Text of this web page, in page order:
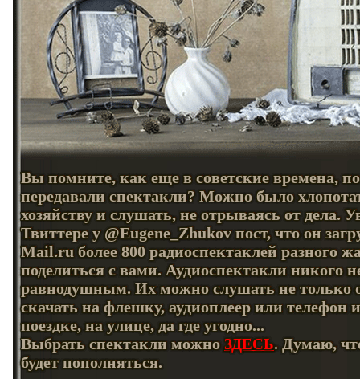
Вы помните, как еще в советские времена,
передавали спектакли? Можно было
хозяйству и слушать, не отрываясь от дела.
Твиттере у @Eugene_Zhukov пост, что он
Mail.ru более 800 радиоспектаклей разного
поделиться с вами. Аудиоспектакли никого
равнодушным. Их можно слушать не только
скачать на флешку, аудиоплеер или телефон
поездке, на улице, да где угодно...
Выбрать спектакли можноЗДЕСЬ. Думаю,
будет пополняться.